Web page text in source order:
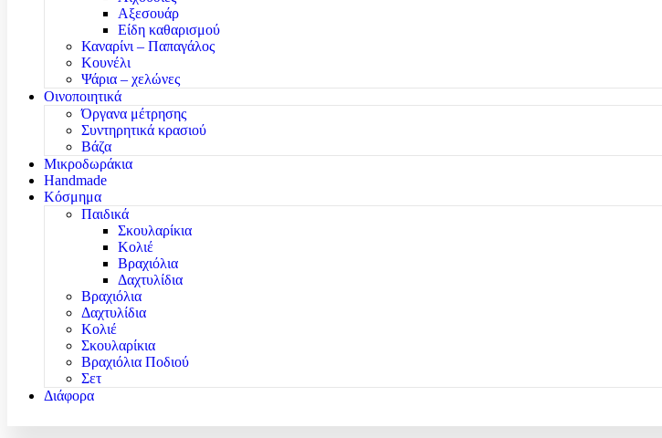
Αξεσουάρ
Είδη καθαρισμού
Καναρίνι – Παπαγάλος
Κουνέλι
Ψάρια – χελώνες
Οινοποιητικά
Όργανα μέτρησης
Συντηρητικά κρασιού
Βάζα
Μικροδωράκια
Handmade
Κόσμημα
Παιδικά
Σκουλαρίκια
Κολιέ
Βραχιόλια
Δαχτυλίδια
Βραχιόλια
Δαχτυλίδια
Κολιέ
Σκουλαρίκια
Βραχιόλια Ποδιού
Σετ
Διάφορα